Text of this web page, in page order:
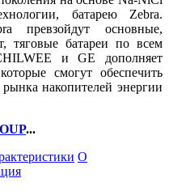
батарею Zebra.
превзойдут основные,
тяговые батареи по всем
и GE дополняет
смогут обеспечить
накопителей энергии
...
О